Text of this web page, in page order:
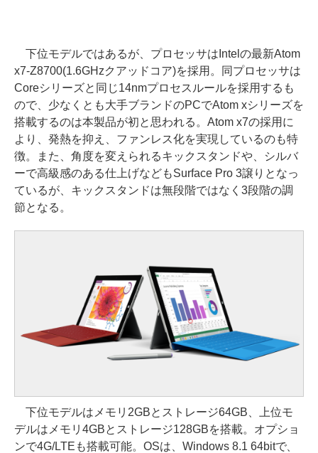
下位モデルではあるが、プロセッサはIntelの最新Atom
x7-Z8700(1.6GHzクアッドコア)を採用。同プロセッサは
Coreシリーズと同じ14nmプロセスルールを採用するも
ので、少なくとも大手ブランドのPCでAtom xシリーズを
搭載するのは本製品が初と思われる。Atom x7の採用に
より、発熱を抑え、ファンレス化を実現しているのも特
徴。また、角度を変えられるキックスタンドや、シルバ
ーで高級感のある仕上げなどもSurface Pro 3譲りとなっ
ているが、キックスタンドは無段階ではなく3段階の調
節となる。
下位モデルはメモリ2GBとストレージ64GB、上位モ
デルはメモリ4GBとストレージ128GBを搭載。オプショ
ンで4G/LTEも搭載可能。OSは、Windows 8.1 64bitで、